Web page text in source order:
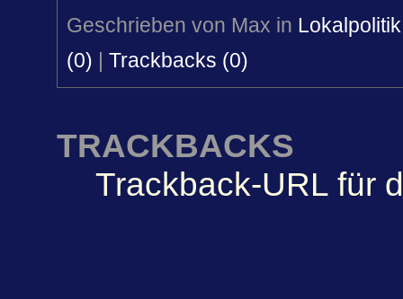
Geschrieben von Max in Lokalpolitik
(0)
Trackbacks (0)
TRACKBACKS
Trackback-URL für